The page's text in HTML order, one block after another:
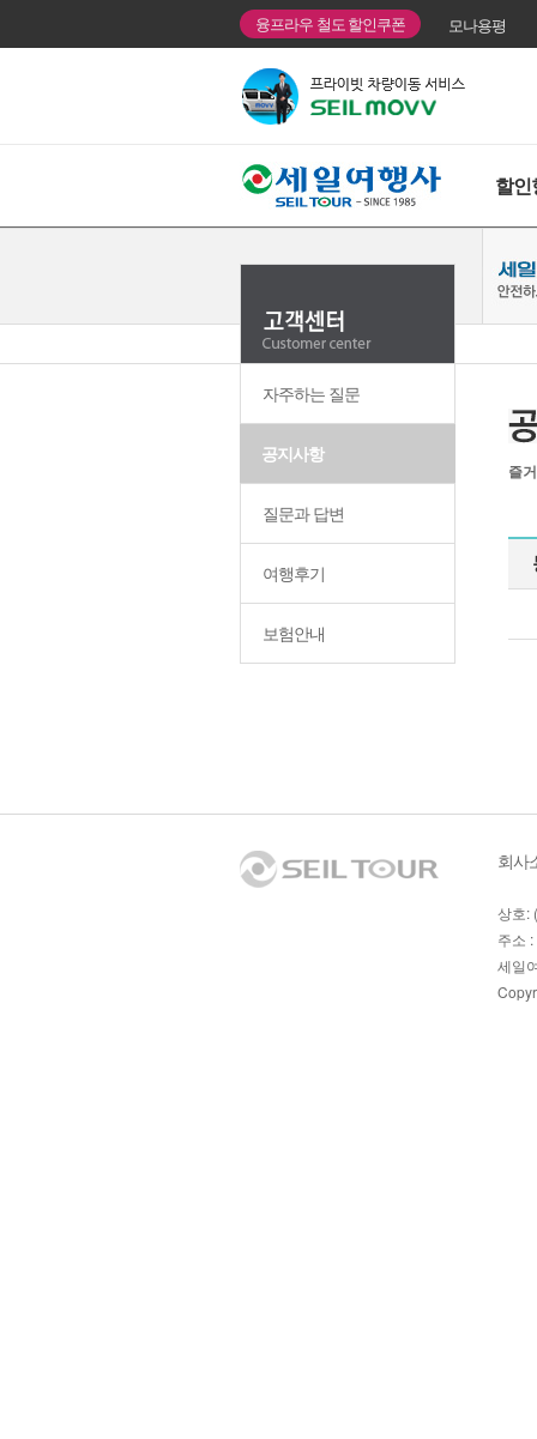
융프라우 철도 할인쿠폰 모나용평
할인
자주하는 질문
공지사항
질문과 답변
여행후기
보험안내
즐
회사
상호:
주소
세일